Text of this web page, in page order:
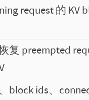
request 的 KV
复 preempted
block ids、